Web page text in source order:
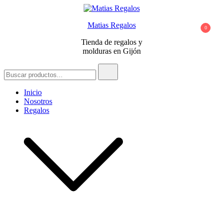
Matias Regalos
Tienda de regalos y
molduras en Gijón
0
Inicio
Nosotros
Regalos